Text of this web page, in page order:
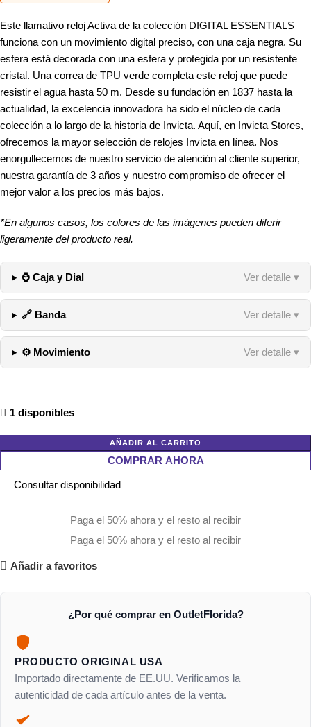
Este llamativo reloj Activa de la colección DIGITAL ESSENTIALS
funciona con un movimiento digital preciso, con una caja negra. Su
esfera está decorada con una esfera y protegida por un resistente
cristal. Una correa de TPU verde completa este reloj que puede
resistir el agua hasta 50 m. Desde su fundación en 1837 hasta la
actualidad, la excelencia innovadora ha sido el núcleo de cada
colección a lo largo de la historia de Invicta. Aquí, en Invicta Stores,
ofrecemos la mayor selección de relojes Invicta en línea. Nos
enorgullecemos de nuestro servicio de atención al cliente superior,
nuestra garantía de 3 años y nuestro compromiso de ofrecer el
mejor valor a los precios más bajos.
*En algunos casos, los colores de las imágenes pueden diferir
ligeramente del producto real.
Ver detalle ▾
⌚ Caja y Dial
Ver detalle ▾
🔗 Banda
Ver detalle ▾
⚙️ Movimiento
1 disponibles
AÑADIR AL CARRITO
COMPRAR AHORA
Consultar disponibilidad
Paga el 50% ahora y el resto al recibir
Paga el 50% ahora y el resto al recibir
Añadir a favoritos
¿Por qué comprar en OutletFlorida?
PRODUCTO ORIGINAL USA
Importado directamente de EE.UU. Verificamos la
autenticidad de cada artículo antes de la venta.